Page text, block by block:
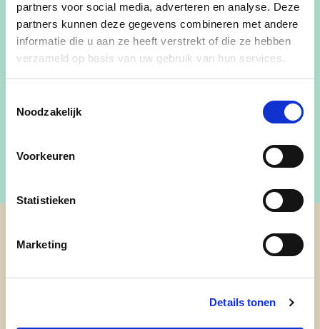
partners voor social media, adverteren en analyse. Deze
partners kunnen deze gegevens combineren met andere
informatie die u aan ze heeft verstrekt of die ze hebben
verzameld op basis van uw gebruik van hun services.
Noodzakelijk
Voorkeuren
Statistieken
Marketing
Details tonen
0496529454
cd&v Nazareth-De Pinte